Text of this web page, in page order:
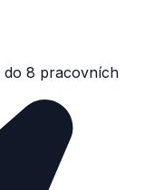
do 8 pracovních